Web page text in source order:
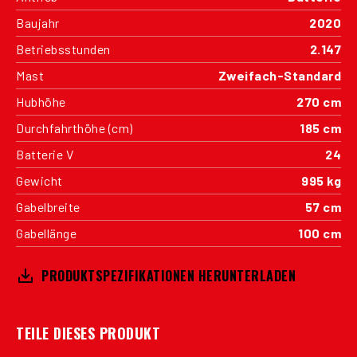
Baujahr
2020
Betriebsstunden
2.147
Mast
Zweifach-Standard
Hubhöhe
270 cm
Durchfahrthöhe (cm)
185 cm
Batterie V
24
Gewicht
995 kg
Gabelbreite
57 cm
Gabellänge
100 cm
PRODUKTSPEZIFIKATIONEN HERUNTERLADEN
TEILE DIESES PRODUKT